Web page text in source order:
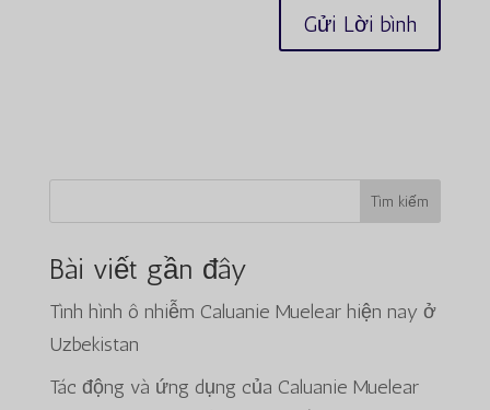
Tìm kiếm
Bài viết gần đây
Tình hình ô nhiễm Caluanie Muelear hiện nay ở
Uzbekistan
Tác động và ứng dụng của Caluanie Muelear